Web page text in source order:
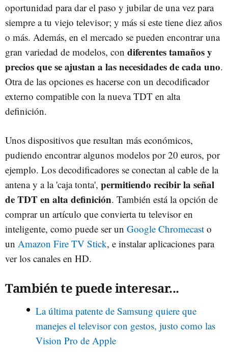
oportunidad para dar el paso y jubilar de una vez para
siempre a tu viejo televisor; y más si este tiene diez años
o más. Además, en el mercado se pueden encontrar una
gran variedad de modelos, con diferentes tamaños y
precios que se ajustan a las necesidades de cada uno.
Otra de las opciones es hacerse con un decodificador
externo compatible con la nueva TDT en alta
definición.
Unos dispositivos que resultan más económicos,
pudiendo encontrar algunos modelos por 20 euros, por
ejemplo. Los decodificadores se conectan al cable de la
antena y a la 'caja tonta', permitiendo recibir la señal
de TDT en alta definición. También está la opción de
comprar un artículo que convierta tu televisor en
inteligente, como puede ser un Google Chromecast o
un Amazon Fire TV Stick, e instalar aplicaciones para
ver los canales en HD.
También te puede interesar...
La última patente de Samsung quiere que
manejes el televisor con gestos, justo como las
Vision Pro de Apple